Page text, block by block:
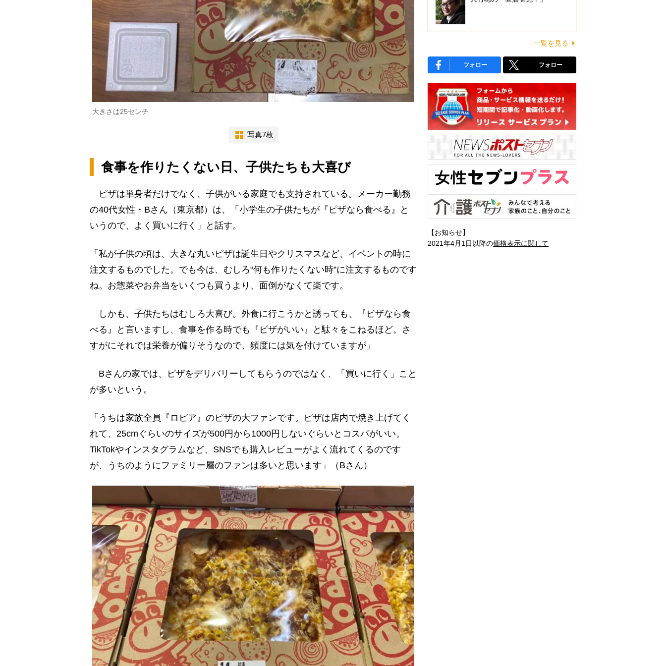
大きさは25センチ
写真7枚
食事を作りたくない日、子供たちも大喜び
ピザは単身者だけでなく、子供がいる家庭でも支持されている。メーカー勤務
の40代女性・Bさん（東京都）は、「小学生の子供たちが『ピザなら食べる』と
いうので、よく買いに行く」と話す。
「私が子供の頃は、大きな丸いピザは誕生日やクリスマスなど、イベントの時に
注文するものでした。でも今は、むしろ“何も作りたくない時”に注文するものです
ね。お惣菜やお弁当をいくつも買うより、面倒がなくて楽です。
しかも、子供たちはむしろ大喜び。外食に行こうかと誘っても、『ピザなら食
べる』と言いますし、食事を作る時でも『ピザがいい』と駄々をこねるほど。さ
すがにそれでは栄養が偏りそうなので、頻度には気を付けていますが」
Bさんの家では、ピザをデリバリーしてもらうのではなく、「買いに行く」こと
が多いという。
「うちは家族全員『ロピア』のピザの大ファンです。ピザは店内で焼き上げてく
れて、25cmぐらいのサイズが500円から1000円しないぐらいとコスパがいい。
TikTokやインスタグラムなど、SNSでも購入レビューがよく流れてくるのです
が、うちのようにファミリー層のファンは多いと思います」（Bさん）
一覧を見る
フォロー フォロー
【お知らせ】
2021年4月1日以降の価格表示に関して